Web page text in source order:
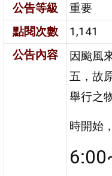
公告等級
重要
點閱次數
1,141
公告內容
因颱風
五，故
舉行之
時開始